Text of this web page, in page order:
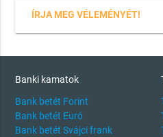
ÍRJA MEG VÉLEMÉNYÉT!
Banki kamatok
Bank betét Forint
Bank betét Euró
Bank betét Svájci frank